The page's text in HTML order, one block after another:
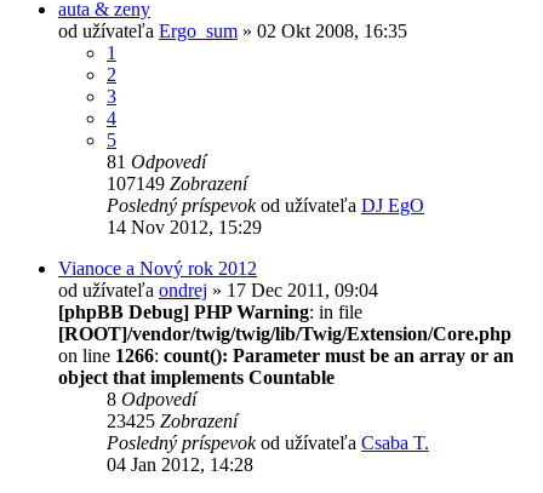
auta & zeny
od užívateľa Ergo_sum » 02 Okt 2008, 16:35
1
2
3
4
5
81 Odpovedí
107149 Zobrazení
Posledný príspevokod užívateľa DJ EgO
14 Nov 2012, 15:29
Vianoce a Nový rok 2012
od užívateľa ondrej » 17 Dec 2011, 09:04
[phpBB Debug] PHP Warning: in file
[ROOT]/vendor/twig/twig/lib/Twig/Extension/Core.php
on line 1266: count(): Parameter must be an array or an
object that implements Countable
8 Odpovedí
23425 Zobrazení
Posledný príspevokod užívateľa Csaba T.
04 Jan 2012, 14:28